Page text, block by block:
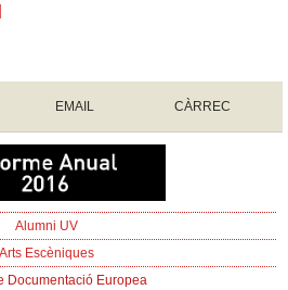
EMAIL CÀRREC
Alumni UV
Arts Escèniques
Documentació Europea